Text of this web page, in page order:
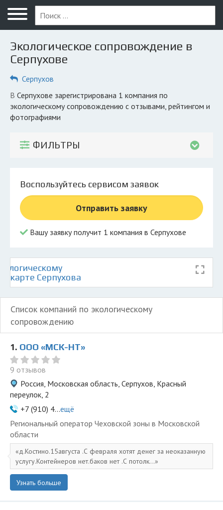
Меню
Главная
Вопрос юристу
Компании
КОМПАНИЯМ
© 2026 Все права защищены
Экологическое сопровождение в
Серпухове
Серпухов
в Серпухове зарегистрирована 1 компания по
экологическому сопровождению с отзывами, рейтингом и
фотографиями
ФИЛЬТРЫ
Воспользуйтесь сервисом заявок
Отправить заявку
Вашу заявку получит 1 компания в Серпухове
карте Серпухова
Список компаний по экологическому
сопровождению
1. ООО «МСК-НТ»
9 отзывов
Россия, Московская область, Серпухов, Красный
переулок, 2
+7 (910) 4...ещё
Региональный оператор Чеховской зоны в Московской
области
д.Костино.15августа .С февраля хотят денег за неоказанную
услугу.Контейнеров нет.баков нет .С потолк...
Узнать больше